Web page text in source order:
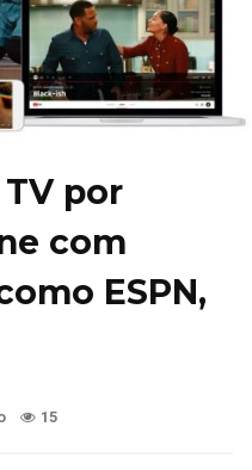
por
com
ESPN,
15